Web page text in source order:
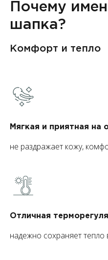
Почему
шапка?
Комфорт и тепло
Мягкая и приятная на
не раздражает кожу,
Отличная
надежно сохраняет тепло